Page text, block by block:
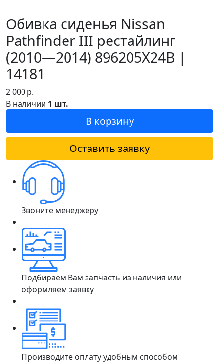
Обивка сиденья Nissan
Pathfinder III рестайлинг
(2010—2014) 896205X24B |
14181
2 000р.
В наличии 1 шт.
В корзину
Оставить заявку
Звоните менеджеру
Подбираем Вам запчасть из наличия или
оформляем заявку
Производите оплату удобным способом